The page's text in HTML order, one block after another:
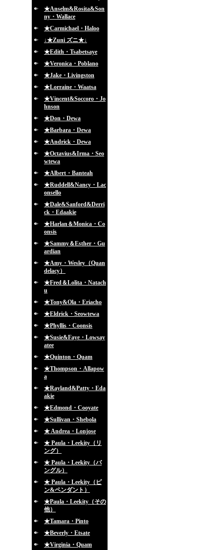
★Anselm&Rosita&Son
ny・Wallace
★Carmichael・Haloo
↓★Zuni ズニ★↓
★Edith・Tsabetsaye
★Veronica・Poblano
★Jake・Livingston
★Lorraine・Waatsa
★Vincent&Soccoro・Jo
hnson
★Don・Dewa
★Barbara・Dewa
★Andrick・Dewa
★Octavius&Irma・Seo
wtewa
★Albert・Banteah
★Ruddell&Nancy・Lac
onsello
★Dale&Sanford&Derri
ck・Edaakie
★Harlan＆Monica・Co
onsis
★Sammy＆Esther・Gu
ardian
★Amy・Wesley（Quan
delacy）
★Fred＆Lolita・Natach
u
★Tony&Ola・Eriacho
★Eldrick・Seowtewa
★Phyllis・Coonsis
★Susie&Faye・Lowsay
atee
★Quinton・Quam
★Thompson・Allapow
a
★Rayland&Patty・Eda
akie
★Edmond・Cooyate
★Sullivan・Shebola
★ Andrea・Lonjose
★ Paula・Leekity（リ
ング）
★ Paula・Leekity（バ
ングル）
★ Paula・Leekity（ピ
ン&ペンダント）
★Paula・Leekity（その
他）
★Tamara・Pinto
★Beverly・Etsate
★Virginia・Quam